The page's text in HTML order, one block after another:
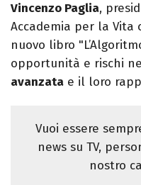
Vincenzo Paglia,
Accademia per la
nuovo libro
opportunità e rischi
avanzata e il loro
Vuoi essere
news su TV,
nostro